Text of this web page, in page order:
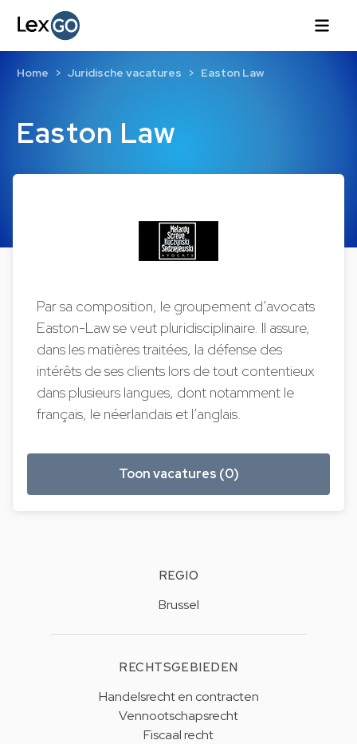
Easton Law
Home Juridische vacatures Easton Law
Par sa composition, le groupement d’avocats
Easton-Law se veut pluridisciplinaire. Il assure,
dans les matières traitées, la défense des
intérêts de ses clients lors de tout contentieux
dans plusieurs langues, dont notamment le
français, le néerlandais et l’anglais.
Toon vacatures (0)
REGIO
Brussel
RECHTSGEBIEDEN
Handelsrecht en contracten
Vennootschapsrecht
Fiscaal recht